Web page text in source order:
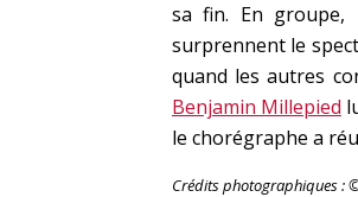
sa fin. En groupe,
surprennent le
quand les autres
Benjamin Millepied
le chorégraphe a
Crédits photographiques :